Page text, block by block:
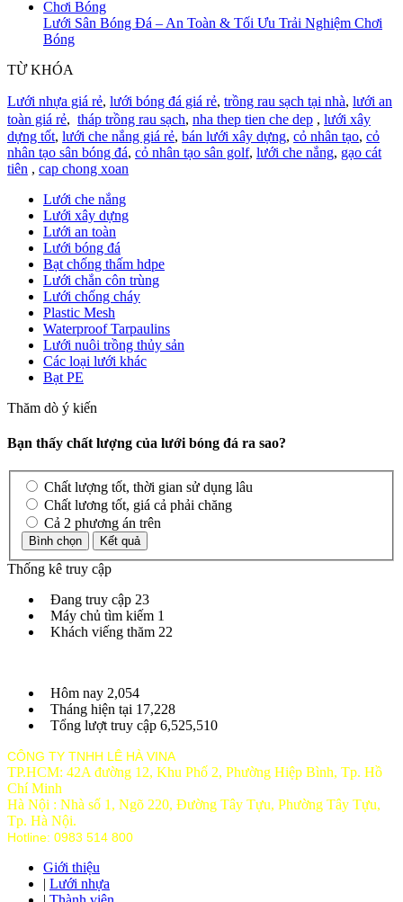
Lưới Sân Bóng Đá – An Toàn & Tối Ưu Trải Nghiệm Chơi
Bóng
TỪ KHÓA
Lưới nhựa giá rẻ, lưới bóng đá giá rẻ, trồng rau sạch tại nhà, lưới an
toàn giá rẻ, tháp trồng rau sạch, nha thep tien che dep , lưới xây
dựng tốt, lưới che nắng giá rẻ, bán lưới xây dựng, cỏ nhân tạo, cỏ
nhân tạo sân bóng đá, cỏ nhân tạo sân golf, lưới che nắng, gạo cát
tiên , cap chong xoan
Lưới che nắng
Lưới xây dựng
Lưới an toàn
Lưới bóng đá
Bạt chống thấm hdpe
Lưới chắn côn trùng
Lưới chống cháy
Plastic Mesh
Waterproof Tarpaulins
Lưới nuôi trồng thủy sản
Các loại lưới khác
Bạt PE
Thăm dò ý kiến
Bạn thấy chất lượng của lưới bóng đá ra sao?
Chất lượng tốt, thời gian sử dụng lâu
Chất lương tốt, giá cả phải chăng
Cả 2 phương án trên
Thống kê truy cập
Đang truy cập 23
Máy chủ tìm kiếm 1
Khách viếng thăm 22
Hôm nay 2,054
Tháng hiện tại 17,228
Tổng lượt truy cập 6,525,510
CÔNG TY TNHH LÊ HÀ VINA
TP.HCM: 42A đường 12, Khu Phố 2, Phường Hiệp Bình, Tp. Hồ
Chí Minh
Hà Nội : Nhà số 1, Ngõ 220, Đường Tây Tựu, Phường Tây Tựu,
Tp. Hà Nội.
Hotline: 0983 514 800
Giới thiệu
| Lưới nhựa